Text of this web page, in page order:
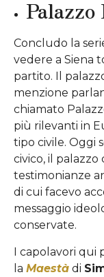
Concludo la
vedere a Siena
partito. Il
menzione
chiamato
più rilevanti in
tipo civile. Oggi
civico, il palazzo
testimonianze
di cui facevo
messaggio
conservate.
I capolavori qui
la Maestà di